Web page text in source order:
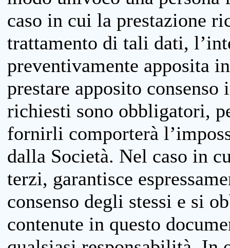
caso in cui la prestazione
trattamento di tali dati,
preventivamente apposita
prestare apposito
richiesti sono obbligatori,
fornirli comporterà
dalla Società. Nel caso in
terzi, garantisce
consenso degli stessi e si
contenute in questo